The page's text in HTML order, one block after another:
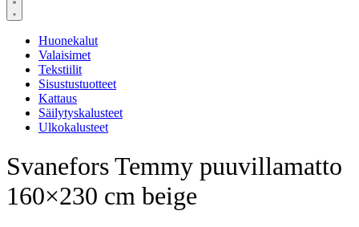
Huonekalut
Valaisimet
Tekstiilit
Sisustustuotteet
Kattaus
Säilytyskalusteet
Ulkokalusteet
Svanefors Temmy puuvillamatto
160×230 cm beige